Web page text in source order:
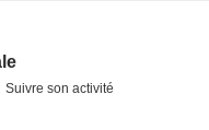
Suivre son activité